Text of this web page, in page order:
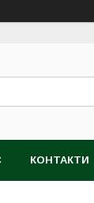
КОНТАКТИ